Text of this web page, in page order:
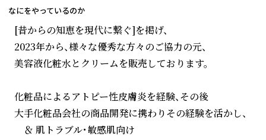
なにをやっているのか
[昔からの知恵を現代に繋ぐ]を掲げ、
2023年から、様々な優秀な方々のご協力の元、
美容液化粧水とクリームを販売しております。
化粧品によるアトピー性皮膚炎を経験、その後
大手化粧品会社の商品開発に携わりその経験を活かし、
＆ 肌トラブル・敏感肌向け